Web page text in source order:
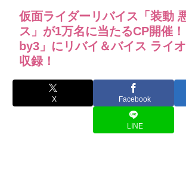
仮面ライダーリバイス「装動
ス」が1万名に当たるCP開催
by3」にリバイ＆バイス ライ
収録！
X Facebook
LINE